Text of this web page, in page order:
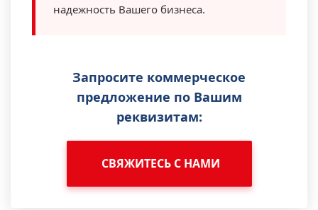
надежность Вашего бизнеса.
Запросите коммерческое
предложение по Вашим
реквизитам:
СВЯЖИТЕСЬ С НАМИ